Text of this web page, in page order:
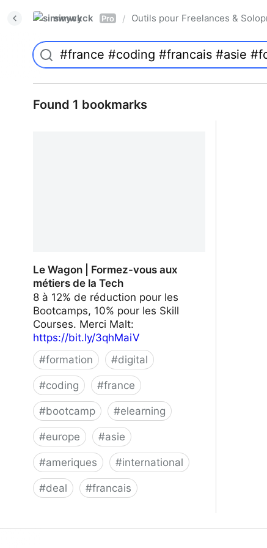
simwyck Pro / Outils pour Freelances &
Found 1 bookmarks
Le Wagon | Formez-vous aux
métiers de la Tech
8 à 12% de réduction pour les
Bootcamps, 10% pour les Skill
Courses. Merci Malt:
https://bit.ly/3qhMaiV
#formation #digital
#coding #france
#bootcamp #elearning
#europe #asie
#ameriques #international
#deal #francais